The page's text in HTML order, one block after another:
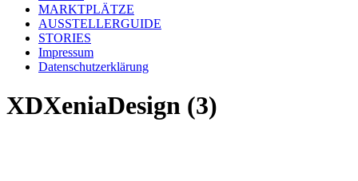
MARKTPLÄTZE
AUSSTELLERGUIDE
STORIES
Impressum
Datenschutzerklärung
XDXeniaDesign (3)